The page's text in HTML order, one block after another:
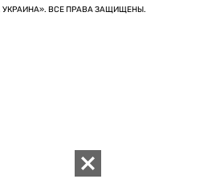
УКРАИНА». ВСЕ ПРАВА ЗАЩИЩЕНЫ.